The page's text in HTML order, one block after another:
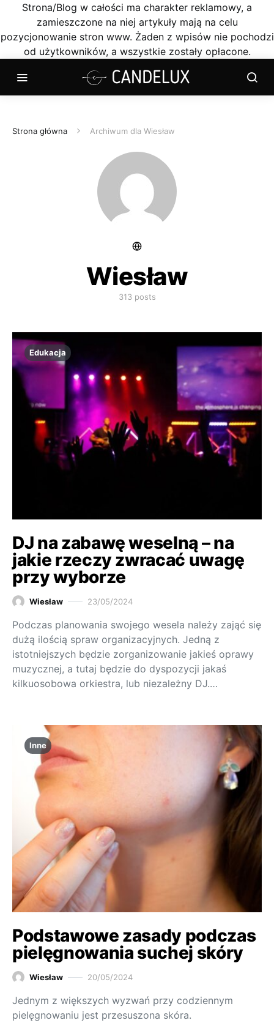
Strona/Blog w całości ma charakter reklamowy, a
zamieszczone na niej artykuły mają na celu
pozycjonowanie stron www. Żaden z wpisów nie pochodzi
od użytkowników, a wszystkie zostały opłacone.
Strona główna Archiwum dla Wiesław
Wiesław
313 posts
Edukacja
DJ na zabawę weselną – na
jakie rzeczy zwracać uwagę
przy wyborze
Wiesław 23/05/2024
Podczas planowania swojego wesela należy zająć się
dużą ilością spraw organizacyjnych. Jedną z
istotniejszych będzie zorganizowanie jakieś oprawy
muzycznej, a tutaj będzie do dyspozycji jakaś
kilkuosobowa orkiestra, lub niezależny DJ.…
Inne
Podstawowe zasady podczas
pielęgnowania suchej skóry
Wiesław 20/05/2024
Jednym z większych wyzwań przy codziennym
pielęgnowaniu jest przesuszona skóra.